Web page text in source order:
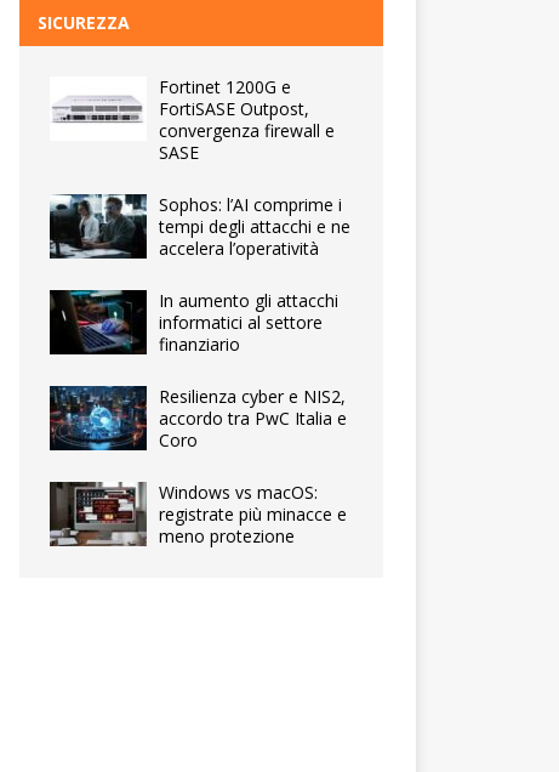
SICUREZZA
Fortinet 1200G e
FortiSASE Outpost,
convergenza firewall e
SASE
Sophos: l’AI comprime i
tempi degli attacchi e ne
accelera l’operatività
In aumento gli attacchi
informatici al settore
finanziario
Resilienza cyber e NIS2,
accordo tra PwC Italia e
Coro
Windows vs macOS:
registrate più minacce e
meno protezione